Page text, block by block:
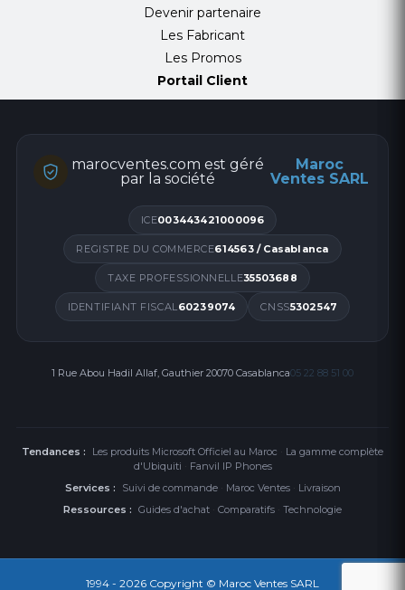
Devenir partenaire
Les Fabricant
Les Promos
Portail Client
marocventes.com est géré
par la société
Maroc
Ventes SARL
ICE003443421000096
REGISTRE DU COMMERCE614563 / Casablanca
TAXE PROFESSIONNELLE35503688
IDENTIFIANT FISCAL60239074 CNSS5302547
1 Rue Abou Hadil Allaf, Gauthier 20070 Casablanca05 22 88 51 00
Tendances : Les produits Microsoft Officiel au Maroc · La gamme complète
d'Ubiquiti · Fanvil IP Phones
Services :
Suivi de commande· Maroc Ventes· Livraison
Ressources : Guides d'achat · Comparatifs · Technologie
1994 - 2026 Copyright © Maroc Ventes SARL